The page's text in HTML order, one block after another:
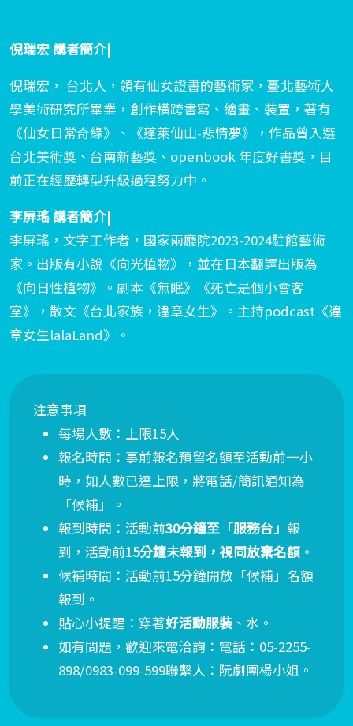
倪瑞宏 講者簡介|
倪瑞宏， 台北人，領有仙女證書的藝術家，臺北藝術大
學美術研究所畢業，創作橫跨書寫、繪畫、裝置，著有
《仙女日常奇緣》、《蓬萊仙山-悲情夢》，作品曾入選
台北美術獎、台南新藝獎、openbook 年度好書獎，目
前正在經歷轉型升級過程努力中。
李屏瑤 講者簡介|
李屏瑤，文字工作者，國家兩廳院2023-2024駐館藝術
家。出版有小說《向光植物》，並在日本翻譯出版為
《向日性植物》。劇本《無眠》《死亡是個小會客
室》，散文《台北家族，違章女生》。 主持podcast 《違
章女生lalaLand》。
注意事項
每場人數：上限15人
報名時間：事前報名預留名額至活動前一小
時，如人數已達上限，將電話/簡訊通知為
「候補」。
報到時間：活動前30分鐘至「服務台」 報
到，活動前15分鐘未報到，視同放棄名額 。
候補時間：活動前15分鐘開放「候補」名額
報到。
貼心小提醒：穿著好活動服裝 、水。
如有問題，歡迎來電洽詢：電話： 05-2255-
898/0983-099-599聯繫人：阮劇團楊小姐。